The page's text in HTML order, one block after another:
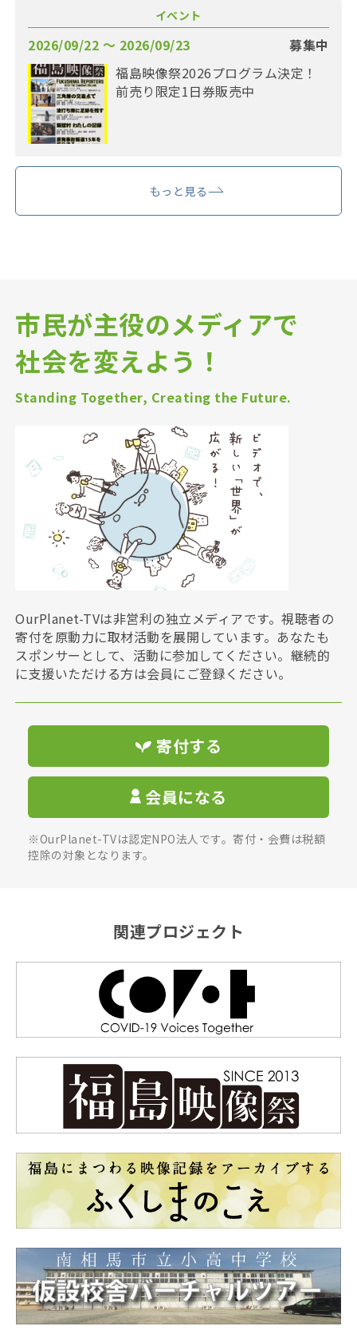
イベント
2026/09/22 〜 2026/09/23
募集中
福島映像祭2026プログラム決定！
前売り限定1日券販売中
もっと見る
市民が主役のメディアで
社会を変えよう！
Standing Together, Creating the Future.
OurPlanet-TVは非営利の独立メディアです。視聴者の
寄付を原動力に取材活動を展開しています。あなたも
スポンサーとして、活動に参加してください。継続的
に支援いただける方は会員にご登録ください。
寄付する
会員になる
※OurPlanet-TVは認定NPO法人です。寄付・会費は税額
控除の対象となります。
関連プロジェクト